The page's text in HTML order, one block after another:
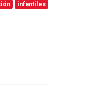
infantiles